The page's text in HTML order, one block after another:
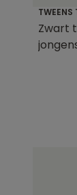
TWEENS
Zwart